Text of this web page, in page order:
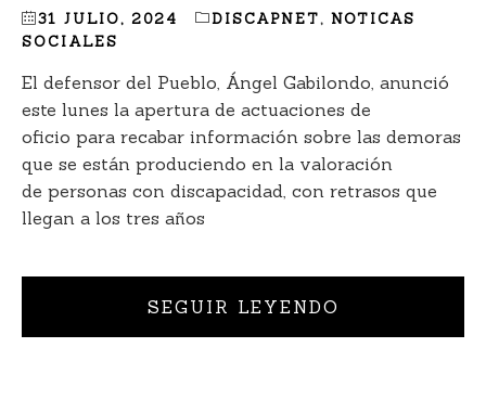
31 JULIO, 2024 DISCAPNET, NOTICAS
SOCIALES
El defensor del Pueblo, Ángel Gabilondo, anunció
este lunes la apertura de actuaciones de
oficio para recabar información sobre las demoras
que se están produciendo en la valoración
de personas con discapacidad, con retrasos que
llegan a los tres años
SEGUIR LEYENDO